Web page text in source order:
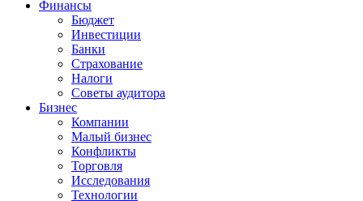
Финансы
Бюджет
Инвестиции
Банки
Страхование
Налоги
Советы аудитора
Бизнес
Компании
Малый бизнес
Конфликты
Торговля
Исследования
Технологии